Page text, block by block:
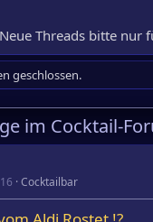
Neue Threads bitte nur
geschlossen.
im Cocktail-
Cocktailbar